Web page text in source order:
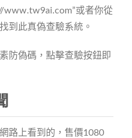
www.tw9ai.com”或者你從
到此真偽查驗系統。
防偽碼，點擊查驗按鈕即
路上看到的，售價1080